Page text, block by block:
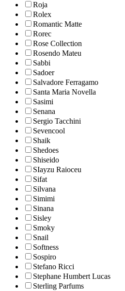
Roja
Rolex
Romantic Matte
Rorec
Rose Collection
Rosendo Mateu
Sabbi
Sadoer
Salvadore Ferragamo
Santa Maria Novella
Sasimi
Senana
Sergio Tacchini
Sevencool
Shaik
Shedoes
Shiseido
SIayzu Raioceu
Sifat
Silvana
Simimi
Sinana
Sisley
Smoky
Snail
Softness
Sospiro
Stefano Ricci
Stephane Humbert Lucas
Sterling Parfums